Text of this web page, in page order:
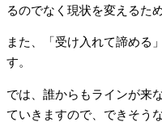
るのでなく現状を変えるた
また、「受け入れて諦める
す。
では、誰からもラインが来
ていきますので、できそう